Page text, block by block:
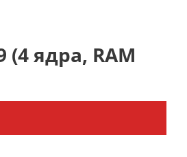
ядра, RAM